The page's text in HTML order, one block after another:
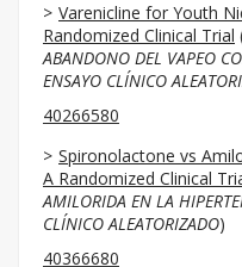
Varenicline for Youth
Randomized Clinical Trial
ABANDONO DEL VAPEO
ENSAYO CLÍNICO
40266580
Spironolactone vs
A Randomized Clinical
AMILORIDA EN LA
CLÍNICO ALEATORIZADO)
40366680